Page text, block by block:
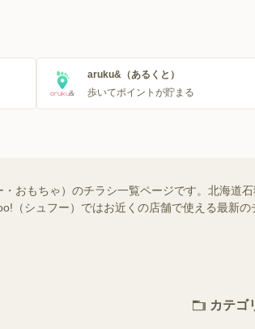
aruku&（あるくと）
歩いてポイントが貯まる
おもちゃ）のチラシ一覧ページです。北海道
（シュフー）ではお近くの店舗で使える最新
カテゴ